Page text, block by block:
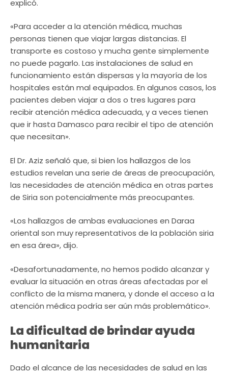
explicó.
«Para acceder a la atención médica, muchas
personas tienen que viajar largas distancias. El
transporte es costoso y mucha gente simplemente
no puede pagarlo. Las instalaciones de salud en
funcionamiento están dispersas y la mayoría de los
hospitales están mal equipados. En algunos casos, los
pacientes deben viajar a dos o tres lugares para
recibir atención médica adecuada, y a veces tienen
que ir hasta Damasco para recibir el tipo de atención
que necesitan».
El Dr. Aziz señaló que, si bien los hallazgos de los
estudios revelan una serie de áreas de preocupación,
las necesidades de atención médica en otras partes
de Siria son potencialmente más preocupantes.
«Los hallazgos de ambas evaluaciones en Daraa
oriental son muy representativos de la población siria
en esa área», dijo.
«Desafortunadamente, no hemos podido alcanzar y
evaluar la situación en otras áreas afectadas por el
conflicto de la misma manera, y donde el acceso a la
atención médica podría ser aún más problemático».
La dificultad de brindar ayuda
humanitaria
Dado el alcance de las necesidades de salud en las